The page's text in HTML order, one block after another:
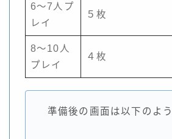
6～7人プ
レイ
５枚
8～10人
プレイ
４枚
準備後の画面は以下のよ